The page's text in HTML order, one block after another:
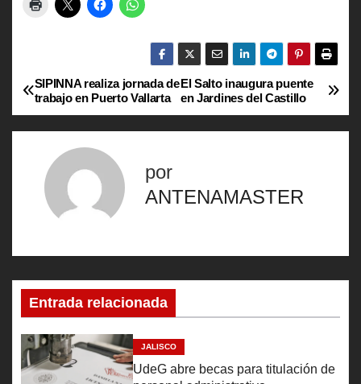
N
a
a
c
i
ó
El Salto inaugura puente
en Jardines del Castillo
SIPINNA realiza jornada de
trabajo en Puerto Vallarta
por
ANTENAMASTER
Entrada relacionada
JALISCO
UdeG abre becas para titulación de